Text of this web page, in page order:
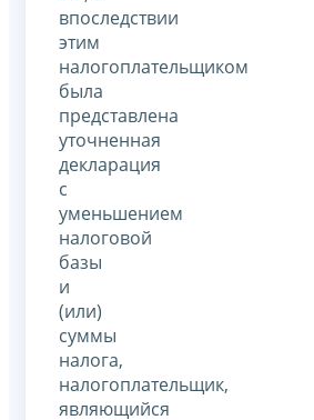
впоследствии
этим
налогоплательщиком
была
представлена
уточненная
декларация
с
уменьшением
налоговой
базы
и
(или)
суммы
налога,
налогоплательщик,
являющийся